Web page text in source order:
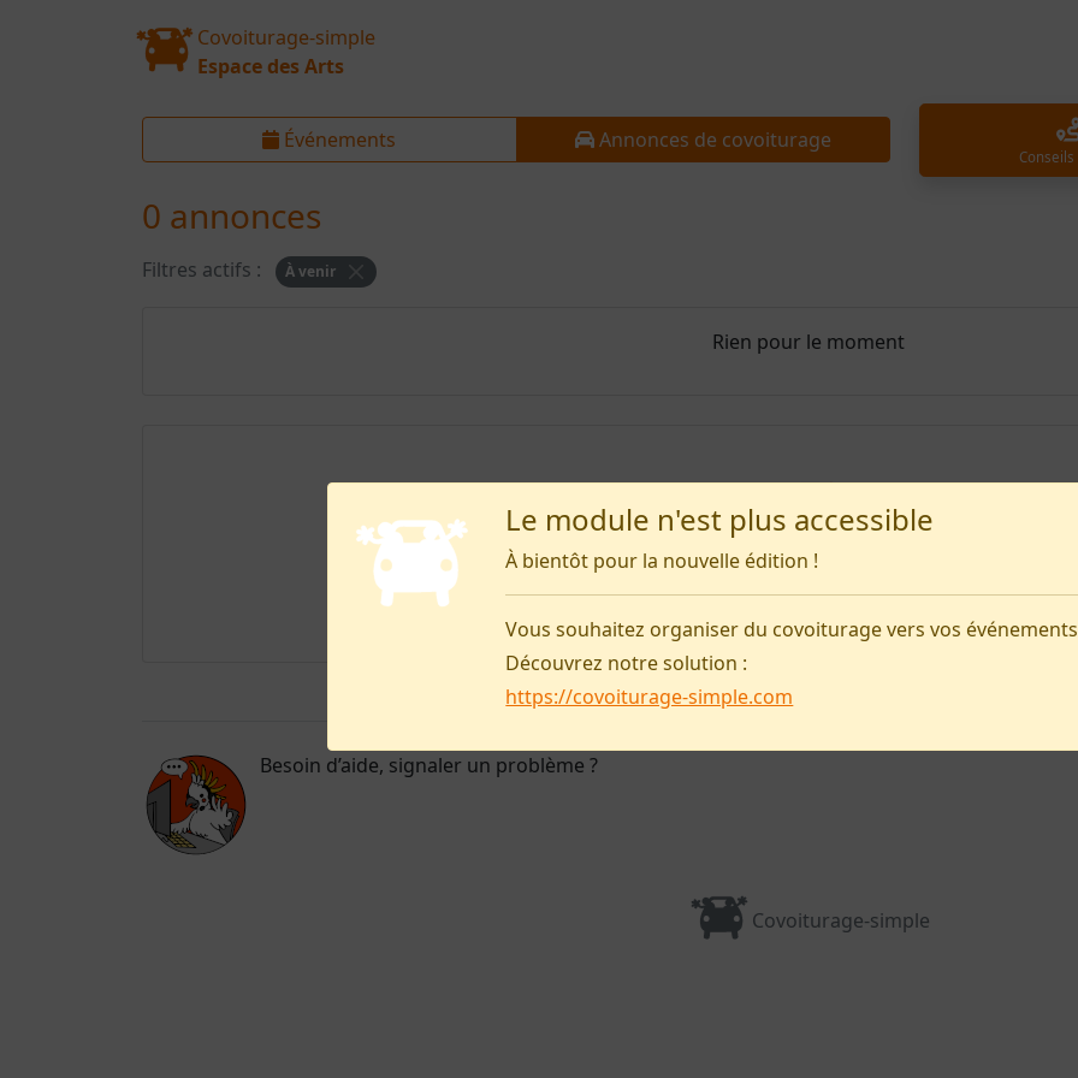
Le module n'est plus accessible
À bientôt pour la nouvelle édition !
Vous souhaitez organiser du covoiturage vers vos
Découvrez notre solution :
https://covoiturage-simple.com
Covoiturage-simple
Espace des Arts
Événements Annonces de covoiturage
0 annonces
Filtres actifs :
À venir
Rien pour le moment
Pas d'annonce pour le moment !
Préparer ma venue
Besoin d’aide, signaler un problème ?
Covoiturage-simple